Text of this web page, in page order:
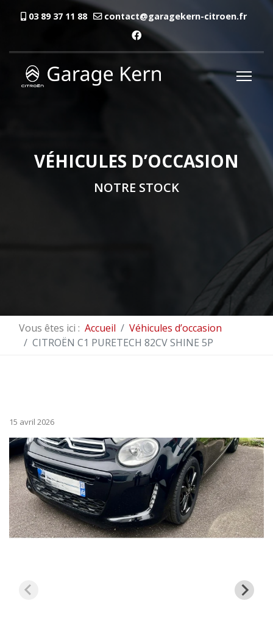
03 89 37 11 88 contact@garagekern-citroen.fr
VÉHICULES D’OCCASION
NOTRE STOCK
Vous êtes ici : Accueil
Véhicules d’occasion
CITROËN C1 PURETECH 82CV SHINE 5P
15 avril 2026